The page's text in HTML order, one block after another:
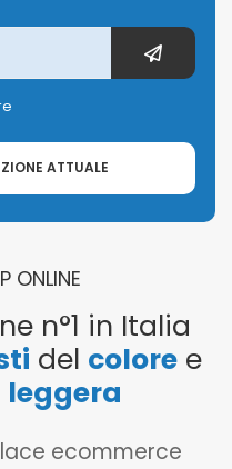
ATTUALE
ONLINE
n°1 in Italia
del colore e
ecommerce